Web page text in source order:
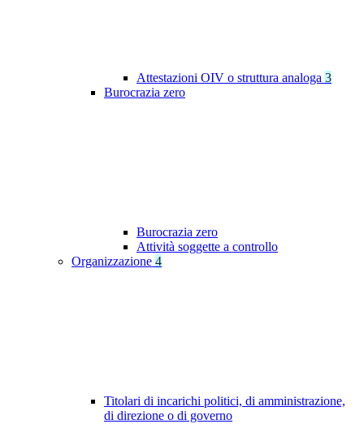
Attestazioni OIV o struttura analoga 3
Burocrazia zero
Burocrazia zero
Attività soggette a controllo
Organizzazione 4
Titolari di incarichi politici, di amministrazione,
di direzione o di governo